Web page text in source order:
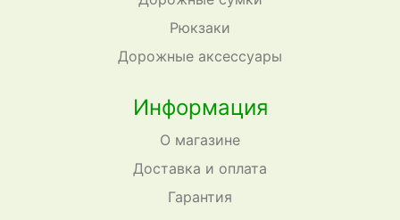
Рюкзаки
Дорожные аксессуары
Информация
О магазине
Доставка и оплата
Гарантия